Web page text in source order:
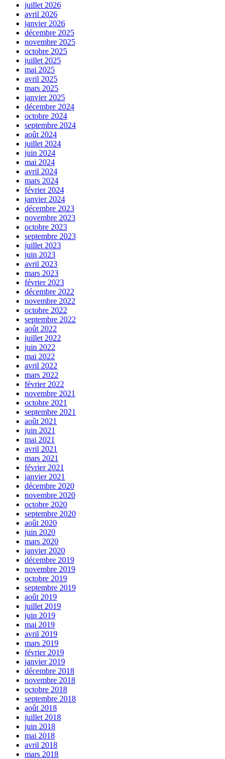
juillet 2026
avril 2026
janvier 2026
décembre 2025
novembre 2025
octobre 2025
juillet 2025
mai 2025
avril 2025
mars 2025
janvier 2025
décembre 2024
octobre 2024
septembre 2024
août 2024
juillet 2024
juin 2024
mai 2024
avril 2024
mars 2024
février 2024
janvier 2024
décembre 2023
novembre 2023
octobre 2023
septembre 2023
juillet 2023
juin 2023
avril 2023
mars 2023
février 2023
décembre 2022
novembre 2022
octobre 2022
septembre 2022
août 2022
juillet 2022
juin 2022
mai 2022
avril 2022
mars 2022
février 2022
novembre 2021
octobre 2021
septembre 2021
août 2021
juin 2021
mai 2021
avril 2021
mars 2021
février 2021
janvier 2021
décembre 2020
novembre 2020
octobre 2020
septembre 2020
août 2020
juin 2020
mars 2020
janvier 2020
décembre 2019
novembre 2019
octobre 2019
septembre 2019
août 2019
juillet 2019
juin 2019
mai 2019
avril 2019
mars 2019
février 2019
janvier 2019
décembre 2018
novembre 2018
octobre 2018
septembre 2018
août 2018
juillet 2018
juin 2018
mai 2018
avril 2018
mars 2018